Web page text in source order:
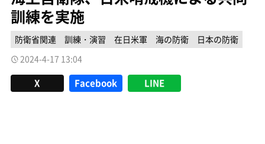
訓練を実施
防衛省関連 訓練・演習 在日米軍 海の防衛
日本の防衛
2024-4-17 13:04
X Facebook LINE